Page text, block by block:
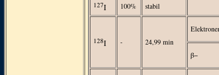
127I 100% stabil
128I - 24,99 min
β−